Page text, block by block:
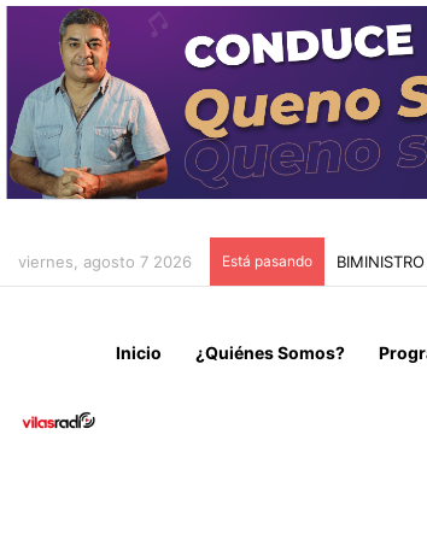
viernes, agosto 7 2026 Está pasando
Inicio ¿Quiénes Somos?